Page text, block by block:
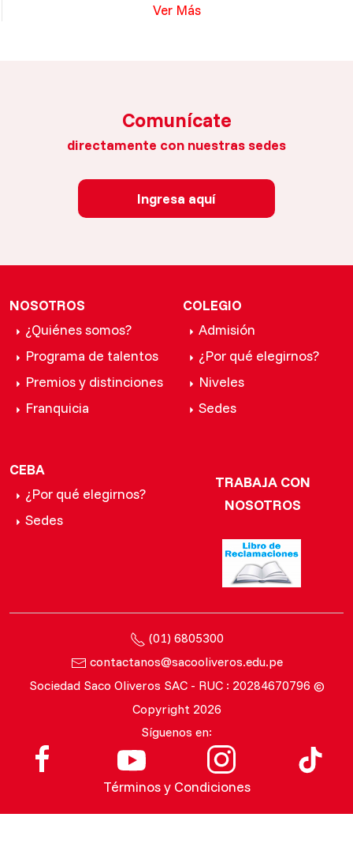
Ver Más
Comunícate
directamente con nuestras sedes
Ingresa aquí
NOSOTROS
¿Quiénes somos?
Programa de talentos
Premios y distinciones
Franquicia
COLEGIO
Admisión
¿Por qué elegirnos?
Niveles
Sedes
CEBA
¿Por qué elegirnos?
Sedes
TRABAJA CON
NOSOTROS
(01) 6805300
contactanos@sacooliveros.edu.pe
Sociedad Saco Oliveros SAC - RUC : 20284670796 ©
Copyright 2026
Síguenos en:
Términos y Condiciones